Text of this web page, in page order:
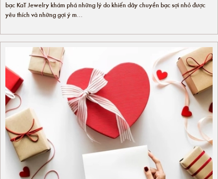
bạc KaT Jewelry khám phá những lý do khiến dây chuyền bạc sợi nhỏ được
yêu thích và những gợi ý m...